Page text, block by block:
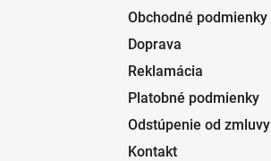
Obchodné podmienky
Doprava
Reklamácia
Platobné podmienky
Odstúpenie od zmluvy
Kontakt